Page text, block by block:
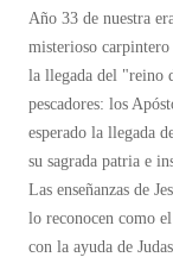
Año 33 de nuestra
misterioso carpintero
la llegada del "reino
pescadores: los
esperado la llegada
su sagrada patria e
Las enseñanzas de
lo reconocen como
con la ayuda de